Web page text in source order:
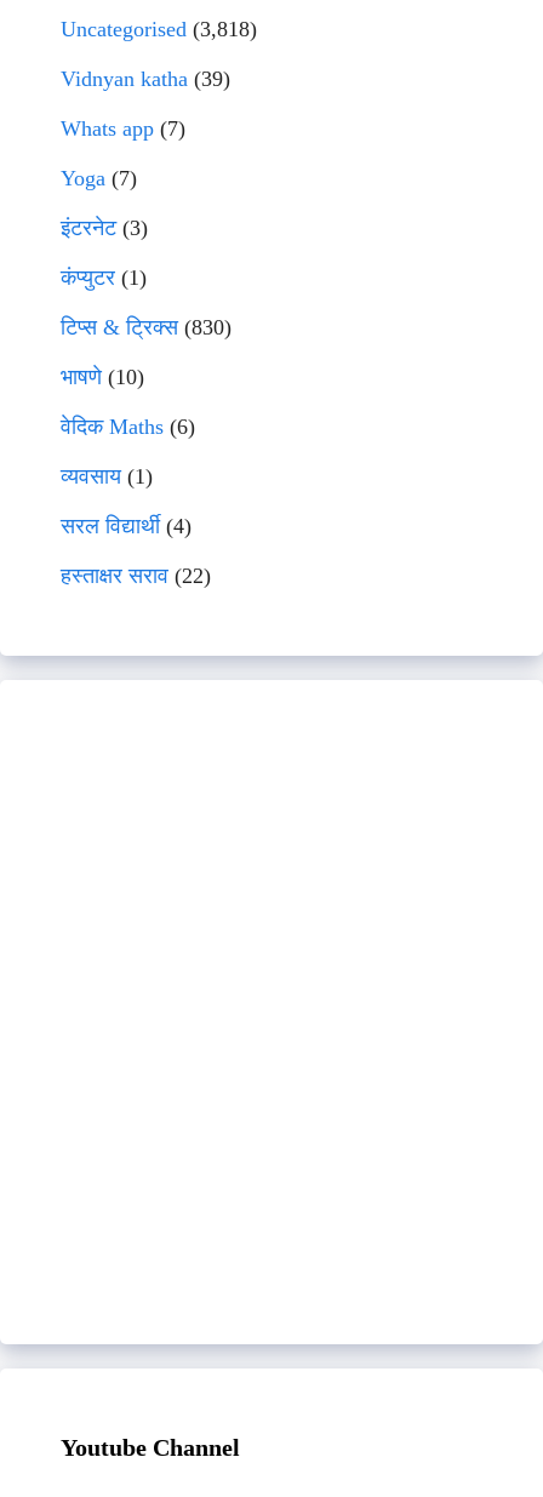
Uncategorised (3,818)
Vidnyan katha (39)
Whats app (7)
Yoga (7)
इंटरनेट(3)
कंप्युटर (1)
टिप्स & ट्रिक्स(830)
भाषणे(10)
वेदिक Maths (6)
व्यवसाय(1)
सरल विद्यार्थी(4)
हस्ताक्षर सराव (22)
Youtube Channel